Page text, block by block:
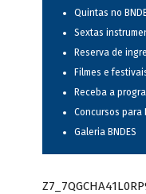
Quintas no
Sextas
Reserva de
Filmes e
Receba a
Concursos para
Galeria BNDES